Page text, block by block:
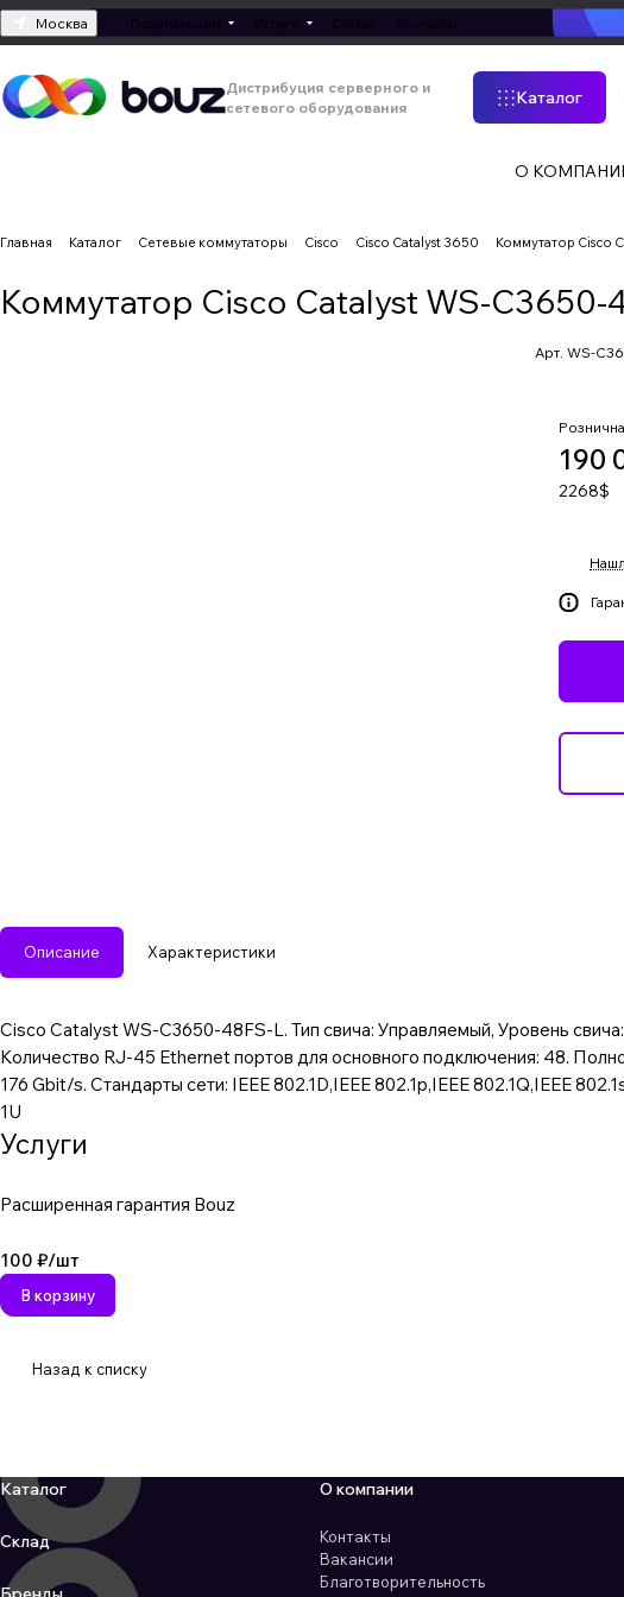
Москва Покупателям Услуги Статьи Контакты
Дистрибуция серверного и
сетевого оборудования
Каталог
О
Главная Каталог Сетевые коммутаторы Cisco Cisco Catalyst 3650 Коммутатор Cisco
Коммутатор Cisco Catalyst WS-C3650-
Арт. WS-
190
2268$
Описание Характеристики
Cisco Catalyst WS-C3650-48FS-L. Тип свича: Управляемый, Уровень
Количество RJ-45 Ethernet портов для основного подключения: 48.
176 Gbit/s. Стандарты сети: IEEE 802.1D,IEEE 802.1p,IEEE 802.1Q,IEEE
1U
Услуги
Расширенная гарантия Bouz
100 ₽/шт
В корзину
Назад к списку
Каталог
Склад
О компании
Контакты
Вакансии
Благотворительность